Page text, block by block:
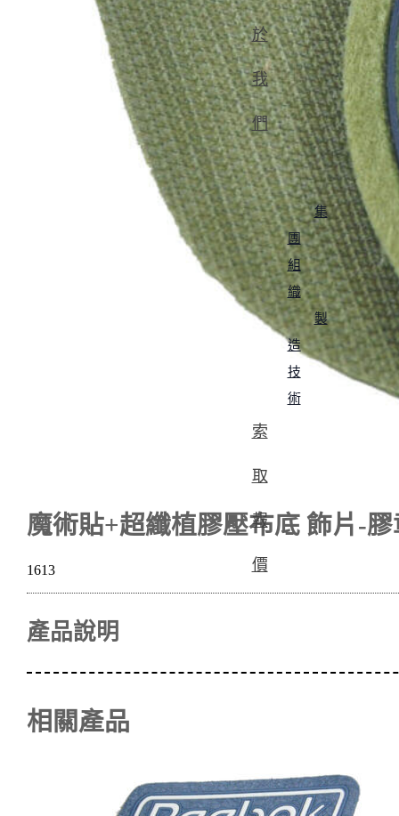
於
我
們
集
團
組
織
製
造
技
術
索
取
報
價
魔術貼+超纖植膠壓布底 飾片-
1613
產品說明
相關產品